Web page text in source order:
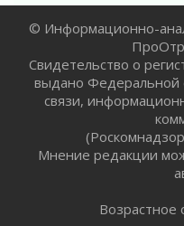
02 августа 2026
ПСК через
Ленинградской
счетах
02 августа 2026
Пропавшего
районе Ленобласти
02 августа 2026
Жителям
02 августа 2026
© Информационно-
Свидетельство о
выдано Федеральной
связи,
Мнение редакции
Возрастное